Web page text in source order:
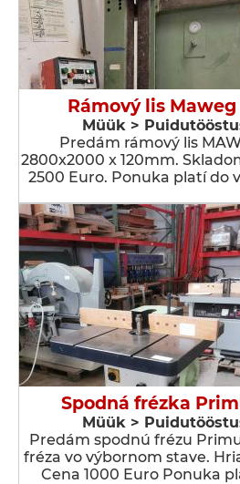
Rámový lis
Müük >
Predám rámový lis
2800x2000 x 120mm.
2500 Euro. Ponuka platí do
Spodná frézka
Müük >
Predám spodnú frézu
fréza vo výbornom stave.
Cena 1000 Euro Ponuka